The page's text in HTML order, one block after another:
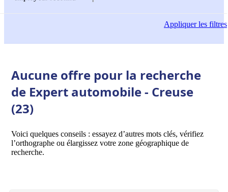
Appliquerles filtres
Aucune offre pour la recherche
de Expert automobile - Creuse
(23)
Voici quelques conseils : essayez d’autres mots clés, vérifiez
l’orthographe ou élargissez votre zone géographique de
recherche.